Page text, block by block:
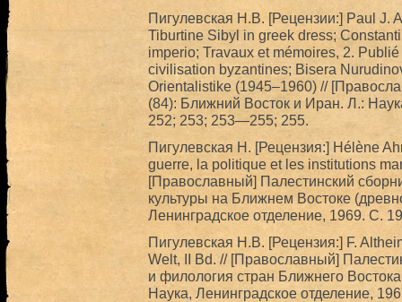
Пигулевская Н.В. [Рецензии:] Paul J.
Tiburtine Sibyl in greek dress;
imperio; Travaux et mémoires, 2.
civilisation byzantines; Bisera
Orientalistike (1945–1960) //
(84): Ближний Восток и Иран. Л.:
252; 253; 253—255; 255.
Пигулевская Н. [Рецензия:] Hélène
guerre, la politique et les institutions
[Православный] Палестинский
культуры на Ближнем Востоке
Ленинградское отделение, 1969. С.
Пигулевская Н.В. [Рецензия:] F.
Welt, II Bd. // [Православный]
и филология стран Ближнего
Наука, Ленинградское отделение,